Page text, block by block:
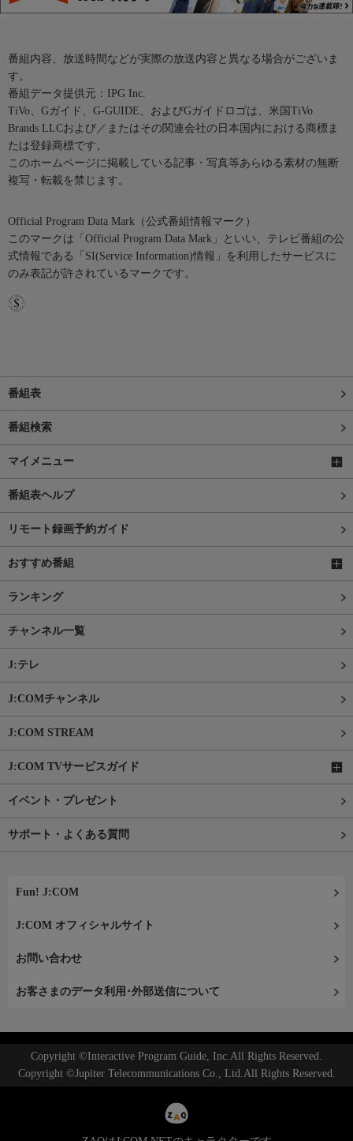
番組内容、放送時間などが実際の放送内容と異なる場合がございま
す。
番組データ提供元：IPG Inc.
TiVo、Gガイド、G-GUIDE、およびGガイドロゴは、米国TiVo
Brands LLCおよび／またはその関連会社の日本国内における商標ま
たは登録商標です。
このホームページに掲載している記事・写真等あらゆる素材の無断
複写・転載を禁じます。
Official Program Data Mark（公式番組情報マーク）
このマークは「Official Program Data Mark」といい、テレビ番組の公
式情報である「SI(Service Information)情報」を利用したサービスに
のみ表記が許されているマークです。
番組表
番組検索
マイメニュー
番組表ヘルプ
リモート録画予約ガイド
おすすめ番組
ランキング
チャンネル一覧
J:テレ
J:COMチャンネル
J:COM STREAM
J:COM TVサービスガイド
イベント・プレゼント
サポート・よくある質問
Fun! J:COM
J:COM オフィシャルサイト
お問い合わせ
お客さまのデータ利用･外部送信について
Copyright ©Interactive Program Guide, Inc.All Rights Reserved.
Copyright ©Jupiter Telecommunications Co., Ltd.All Rights Reserved.